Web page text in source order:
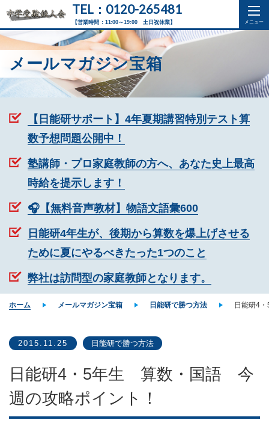
【営業時間：11:00～19:00 土日祝休業】
TEL：0120-265481
メールマガジン宝箱
【日能研サポート】4年夏期講習特別テスト算
数予想問題公開中！
塾講師・プロ家庭教師の方へ、あなた史上最高
時給を提示します！
🎧【無料音声教材】物語文語彙600
日能研4年生が、後期から算数を爆上げさせる
ために夏にやるべきたった1つのこと
弊社は訪問型の家庭教師となります。
ホーム メールマガジン宝箱 日能研で勝つ方法 日能研4
2015.11.25 日能研で勝つ方法
日能研4・5年生 算数・国語 今
週の攻略ポイント！